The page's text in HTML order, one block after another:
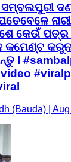
କେଉଁ
କମେଣ୍ଟ
l
(Bauda) |